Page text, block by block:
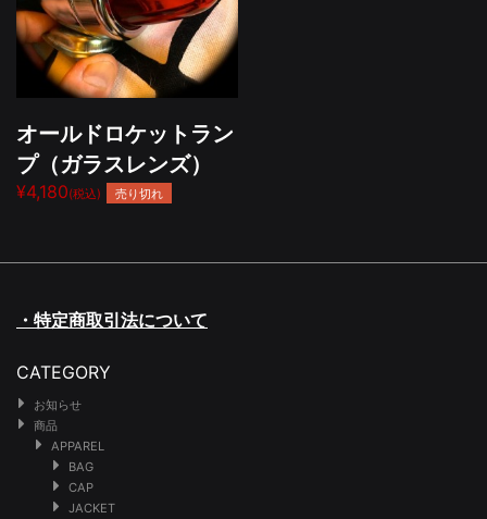
オールドロケットラン
プ（ガラスレンズ）
¥4,180(税込) 売り切れ
・特定商取引法について
CATEGORY
お知らせ
商品
APPAREL
BAG
CAP
JACKET